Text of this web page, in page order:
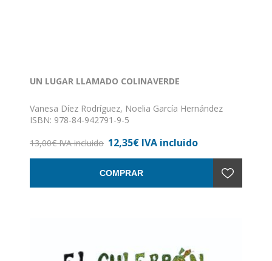
UN LUGAR LLAMADO COLINAVERDE
Vanesa Díez Rodríguez, Noelia García Hernández
ISBN: 978-84-942791-9-5
Nº de páginas: 69
13,00€ IVA incluido 12,35€ IVA incluido
COMPRAR